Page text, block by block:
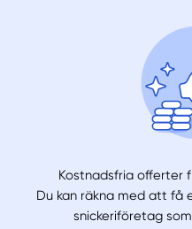
Kostnadsfria offerter
Du kan räkna med att få
snickeriföretag